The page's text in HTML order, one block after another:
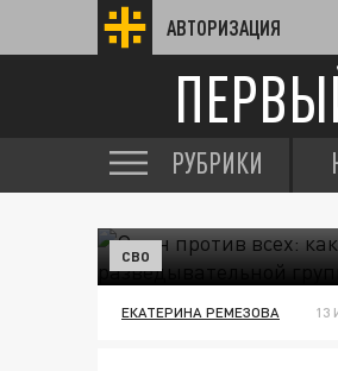
АВТОРИЗАЦИЯ
РУБРИКИ
СВО
ЕКАТЕРИНА РЕМЕЗОВА 13